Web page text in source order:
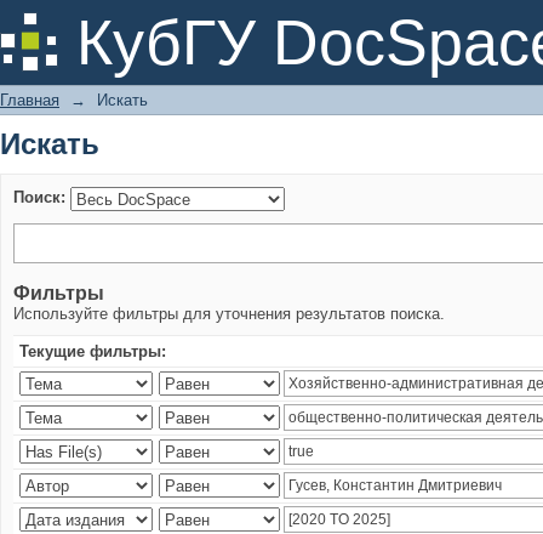
КубГУ
Искать
Главная → Искать
Искать
Поиск:
Фильтры
Используйте фильтры для уточнения результатов поиска.
Текущие фильтры: